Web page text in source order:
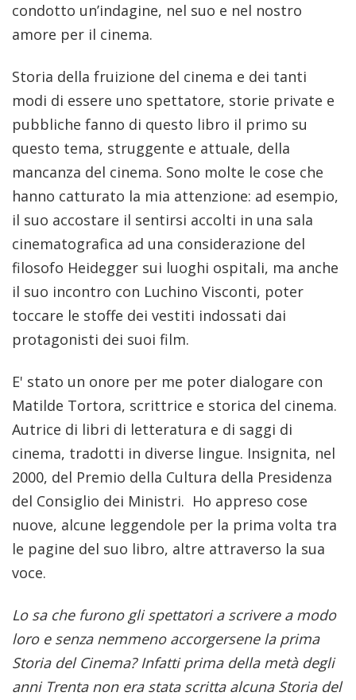
condotto un’indagine, nel suo e nel nostro
amore per il cinema.
Storia della fruizione del cinema e dei tanti
modi di essere uno spettatore, storie private e
pubbliche fanno di questo libro il primo su
questo tema, struggente e attuale, della
mancanza del cinema. Sono molte le cose che
hanno catturato la mia attenzione: ad esempio,
il suo accostare il sentirsi accolti in una sala
cinematografica ad una considerazione del
filosofo Heidegger sui luoghi ospitali, ma anche
il suo incontro con Luchino Visconti, poter
toccare le stoffe dei vestiti indossati dai
protagonisti dei suoi film.
E' stato un onore per me poter dialogare con
Matilde Tortora, scrittrice e storica del cinema.
Autrice di libri di letteratura e di saggi di
cinema, tradotti in diverse lingue. Insignita, nel
2000, del Premio della Cultura della Presidenza
del Consiglio dei Ministri. Ho appreso cose
nuove, alcune leggendole per la prima volta tra
le pagine del suo libro, altre attraverso la sua
voce.
Lo sa che furono gli spettatori a scrivere a modo
loro e senza nemmeno accorgersene la prima
Storia del Cinema? Infatti prima della metà degli
anni Trenta non era stata scritta alcuna Storia del